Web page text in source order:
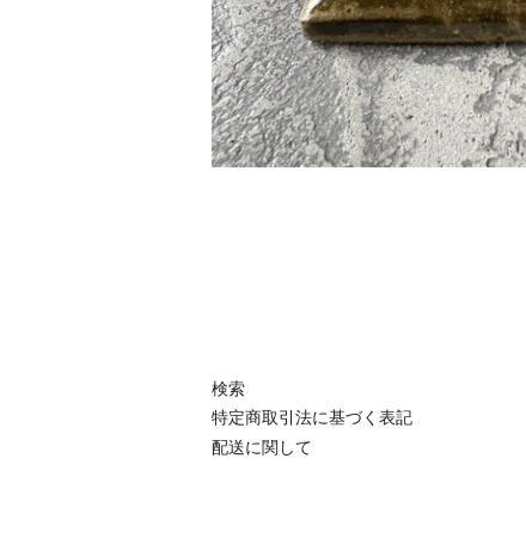
検索
特定商取引法に基づく表記
配送に関して